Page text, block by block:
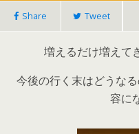
Share Tweet
増えるだけ増えて
今後の行く末はどうな
容に